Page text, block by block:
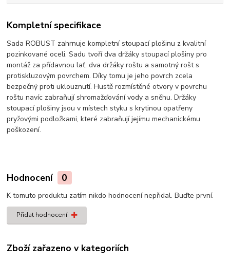
Kompletní specifikace
Sada ROBUST zahrnuje kompletní stoupací plošinu z kvalitní
pozinkované oceli. Sadu tvoří dva držáky stoupací plošiny pro
montáž za přídavnou lať, dva držáky roštu a samotný rošt s
protiskluzovým povrchem. Díky tomu je jeho povrch zcela
bezpečný proti uklouznutí. Hustě rozmístěné otvory v povrchu
roštu navíc zabraňují shromažďování vody a sněhu. Držáky
stoupací plošiny jsou v místech styku s krytinou opatřeny
pryžovými podložkami, které zabraňují jejímu mechanickému
poškození.
Hodnocení 0
K tomuto produktu zatím nikdo hodnocení nepřidal. Buďte první.
Přidat hodnocení
Zboží zařazeno v kategoriích